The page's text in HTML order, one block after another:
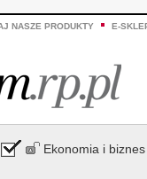
NASZE PRODUKTY E-
Ekonomia i biznes